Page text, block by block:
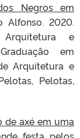
Negros em
Alfonso. 2020.
e
em
Arquitetura e
Pelotas,
de axé em uma